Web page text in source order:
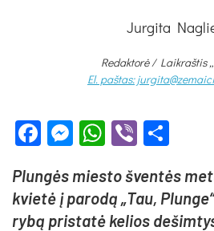
Jurgita
Redaktorė / Laikraštis
El. paštas:
Facebook
Messenger
WhatsApp
Viber
Plun­gės mies­to šven­tės
kvie­tė į pa­ro­dą „Tau,
ry­bą pri­sta­tė ke­lios